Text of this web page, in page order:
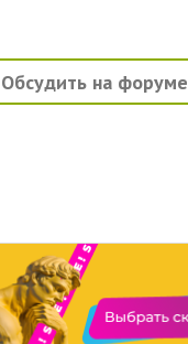
Обсудить на форуме